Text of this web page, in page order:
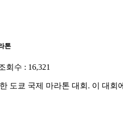
톤
회수 : 16,321
도쿄 국제 마라톤 대회. 이 대